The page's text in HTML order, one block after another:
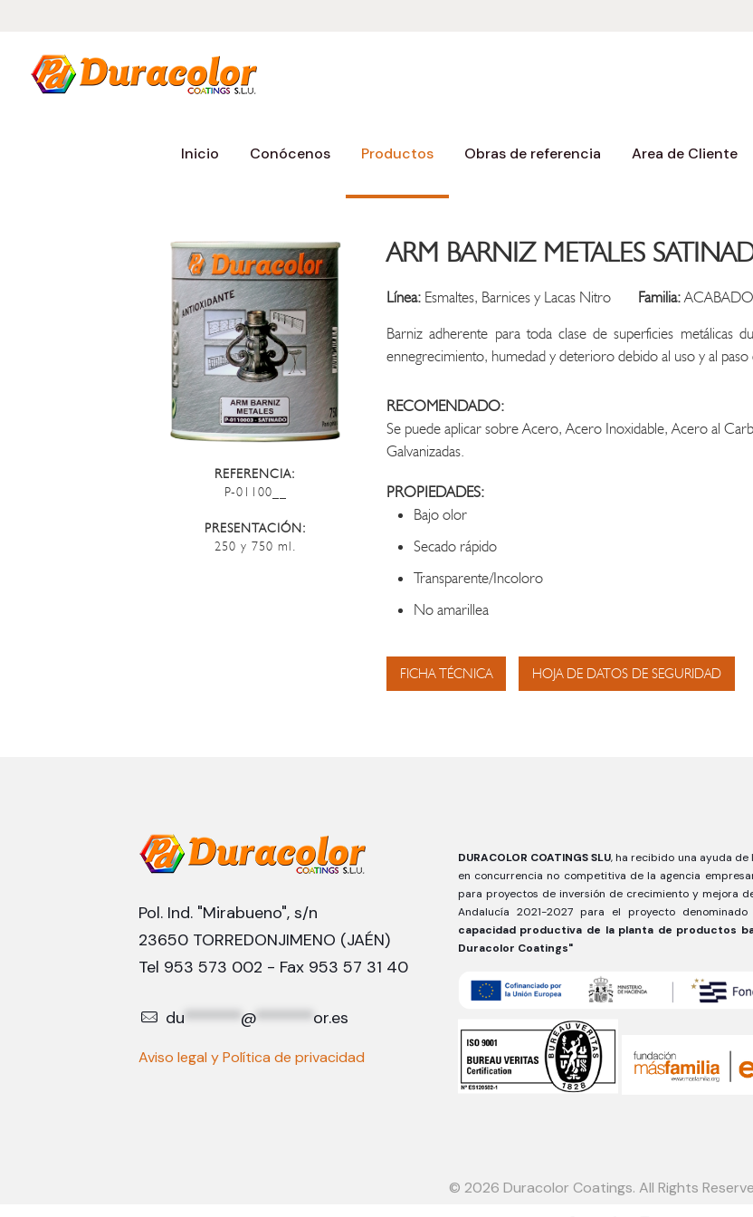
Inicio Conócenos Productos Obras de referencia Area de Cliente
REFERENCIA:
P-01100__
PRESENTACIÓN:
250 y 750 ml.
ARM BARNIZ METALES
Línea: Esmaltes, Barnices y Lacas Nitro Familia:
Barniz adherente para toda clase de superficies metálicas
ennegrecimiento, humedad y deterioro debido al uso y al
RECOMENDADO:
Se puede aplicar sobre Acero, Acero Inoxidable, Acero al
Galvanizadas.
PROPIEDADES:
Bajo olor
Secado rápido
Transparente/Incoloro
No amarillea
FICHA TÉCNICA HOJA DE DATOS DE SEGURIDAD
Pol. Ind. "Mirabueno", s/n
23650 TORREDONJIMENO (JAÉN)
Tel 953 573 002 - Fax 953 57 31 40
du*******@*******or.es
Aviso legal y Política de privacidad
DURACOLOR COATINGS SLU, ha recibido una ayuda de
en concurrencia no competitiva de la agencia
para proyectos de inversión de crecimiento y mejora
Andalucía 2021-2027 para el proyecto denominado
capacidad productiva de la planta de productos
Duracolor Coatings"
© 2026 Duracolor Coatings. All Rights